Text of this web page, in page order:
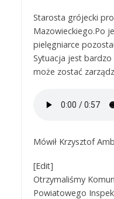
Starosta grójecki
Mazowieckiego.Po
pielęgniarce
Sytuacja jest
może zostać
Mówił Krzysztof
[Edit]
Otrzymaliśmy
Powiatowego